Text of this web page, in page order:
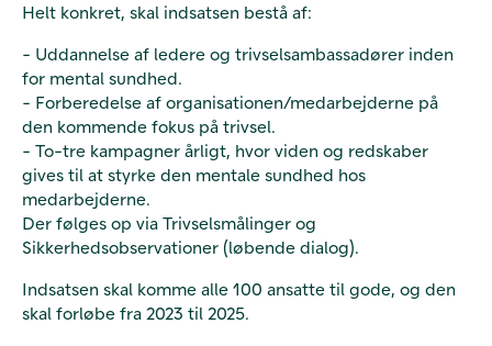
Helt konkret, skal indsatsen bestå af:
- Uddannelse af ledere og trivselsambassadører inden
for mental sundhed.
- Forberedelse af organisationen/medarbejderne på
den kommende fokus på trivsel.
- To-tre kampagner årligt, hvor viden og redskaber
gives til at styrke den mentale sundhed hos
medarbejderne.
Der følges op via Trivselsmålinger og
Sikkerhedsobservationer (løbende dialog).
Indsatsen skal komme alle 100 ansatte til gode, og den
skal forløbe fra 2023 til 2025.